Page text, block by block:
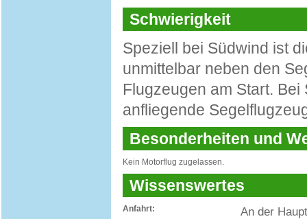
Schwierigkeit
Speziell bei Südwind ist
unmittelbar neben den
Flugzeugen am Start.
anfliegende
Besonderheiten und
Kein Motorflug zugelassen.
Wissenswertes
Anfahrt:
An der